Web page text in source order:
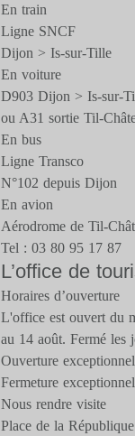
En train
Ligne SNCF
Dijon > Is-sur-Tille
En voiture
D903 Dijon > Is-sur-
ou A31 sortie Til-
En bus
Ligne Transco
N°102 depuis Dijon
En avion
Aérodrome de Til-
Tel : 03 80 95 17 87
L’office de
Horaires d’ouverture
L'office est ouvert du
au 14 août. Fermé les
Ouverture
Fermeture
Nous rendre visite
Place de la République